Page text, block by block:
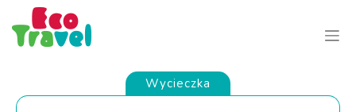
Wycieczka